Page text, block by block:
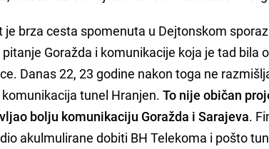
je brza cesta spomenuta u Dejtonskom
Goražda i komunikacije koja je tad bila
Danas 22, 23 godine nakon toga ne
komunikacija tunel Hranjen.To nije običan
bolju komunikaciju Goražda i Sarajeva.
akulmulirane dobiti BH Telekoma i pošto